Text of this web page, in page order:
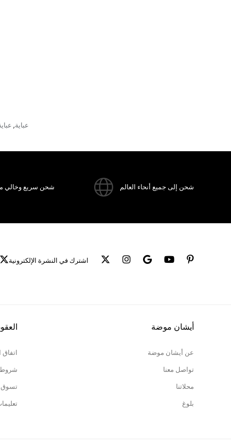
عباية,
شحن إلى جميع أنحاء العالم شحن سريع وخالي
اشترك في النشرة الإلكترونية
أيشان موضة
عن أيشان موضة
تواصل معنا
محلاتنا
بلوغ
شروط
تسوق